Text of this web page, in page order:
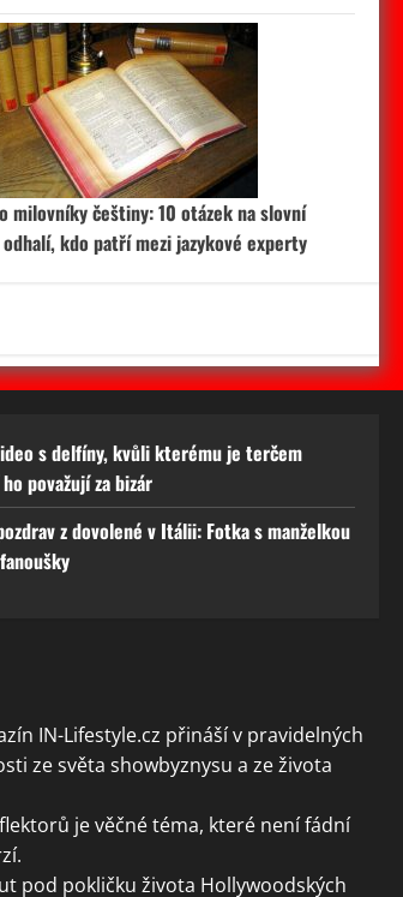
milovníky češtiny: 10 otázek na slovní
odhalí, kdo patří mezi jazykové experty
s delfíny, kvůli kterému je terčem
považují za bizár
z dovolené v Itálii: Fotka s manželkou
IN-Lifestyle.cz přináší v pravidelných
ze světa showbyznysu a ze života
je věčné téma, které není fádní
pod pokličku života Hollywoodských